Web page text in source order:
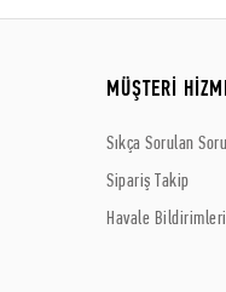
MÜŞTERİ
Sıkça Sorulan
Sipariş Takip
Havale Bildirimleri